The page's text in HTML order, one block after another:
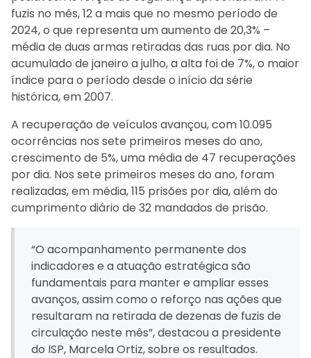
fuzis no mês, 12 a mais que no mesmo período de
2024, o que representa um aumento de 20,3% –
média de duas armas retiradas das ruas por dia. No
acumulado de janeiro a julho, a alta foi de 7%, o maior
índice para o período desde o início da série
histórica, em 2007.
A recuperação de veículos avançou, com 10.095
ocorrências nos sete primeiros meses do ano,
crescimento de 5%, uma média de 47 recuperações
por dia. Nos sete primeiros meses do ano, foram
realizadas, em média, 115 prisões por dia, além do
cumprimento diário de 32 mandados de prisão.
“O acompanhamento permanente dos
indicadores e a atuação estratégica são
fundamentais para manter e ampliar esses
avanços, assim como o reforço nas ações que
resultaram na retirada de dezenas de fuzis de
circulação neste mês”, destacou a presidente
do ISP, Marcela Ortiz, sobre os resultados.